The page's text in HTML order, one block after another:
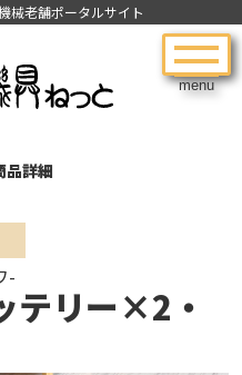
menu
械老舗ポータルサイト
品詳細
-
テリー×2・